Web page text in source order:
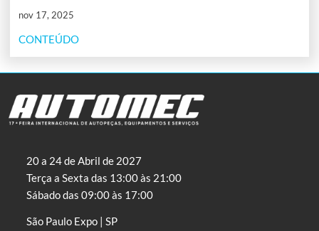
nov 17, 2025
CONTEÚDO
20 a 24 de Abril de 2027
Terça a Sexta das 13:00 às 21:00
Sábado das 09:00 às 17:00
São Paulo Expo | SP